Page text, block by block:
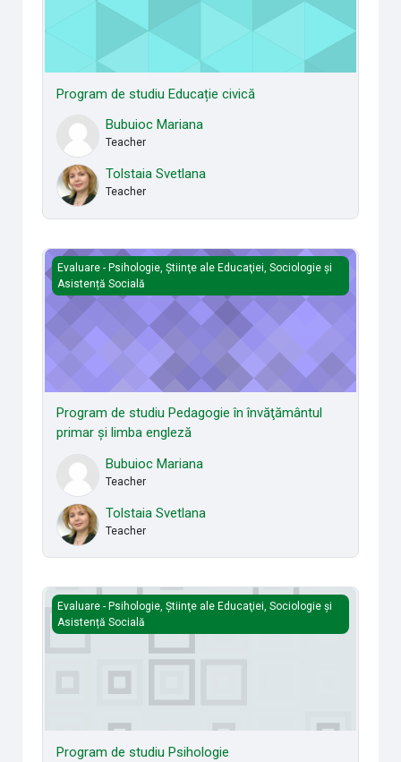
Program de studiu Educație civică
Bubuioc Mariana
Teacher
Tolstaia Svetlana
Teacher
Program de studiu Pedagogie în învăţământul primar şi
Evaluare - Psihologie, Ştiinţe ale Educaţiei, Sociologie și
Asistență Socială
Program de studiu Pedagogie în învăţământul
primar şi limba engleză
Bubuioc Mariana
Teacher
Tolstaia Svetlana
Teacher
Program de studiu Psihologie
Evaluare - Psihologie, Ştiinţe ale Educaţiei, Sociologie și
Asistență Socială
Program de studiu Psihologie